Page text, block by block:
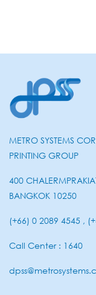
METRO SYSTEMS
PRINTING GROUP
400
BANGKOK 10250
(+66) 0 2089 4545 ,
Call Center : 1640